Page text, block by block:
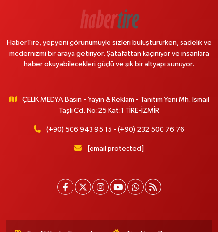
HaberTire, yepyeni görünümüyle sizleri buluştururken, sadelik ve
modernizmi bir araya getiriyor. Şatafattan kaçınıyor ve insanlara
haber okuyabilecekleri güçlü ve şık bir altyapı sunuyor.
ÇELİK MEDYA Basın - Yayın & Reklam - Tanıtım Yeni Mh. İsmail
Taşlı Cd. No:25 Kat:1 TİRE-İZMİR
(+90) 506 943 95 15 - (+90) 232 500 76 76
[email protected]